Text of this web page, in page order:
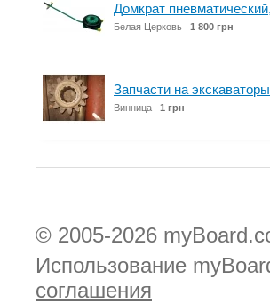
Домкрат
Белая Церковь 1 800 грн
Запчасти на
Винница 1 грн
© 2005-2026
Использование
соглашения